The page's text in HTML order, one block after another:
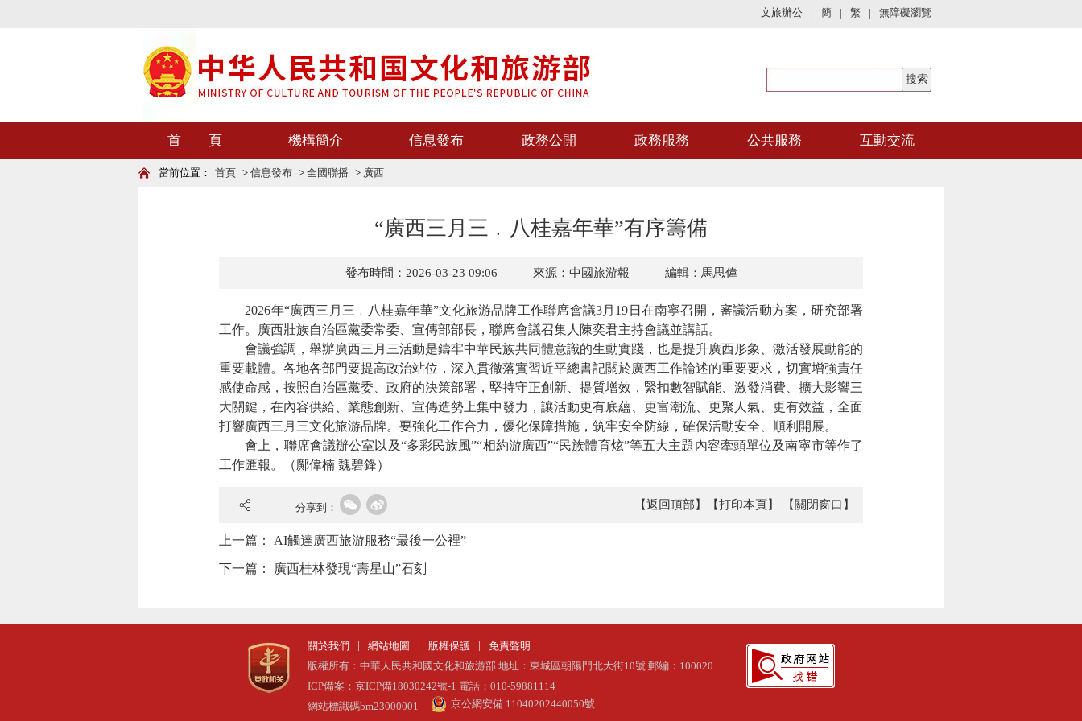
文旅辦公 | 簡 | 繁 | 無障礙瀏覽
首 頁 機構簡介 信息發布 政務公開 政務服務 公共服務 互動交流
當前位置： 首頁 > 信息發布 > 全國聯播 > 廣西
“廣西三月三﹒八桂嘉年華”有序籌備
發布時間：2026-03-23 09:06 來源：中國旅游報 編輯：馬思偉
2026年“廣西三月三﹒八桂嘉年華”文化旅游品牌工作聯席會議3月19日在南寧召開，審議活動方案，研究部署
工作。廣西壯族自治區黨委常委、宣傳部部長，聯席會議召集人陳奕君主持會議並講話。
會議強調，舉辦廣西三月三活動是鑄牢中華民族共同體意識的生動實踐，也是提升廣西形象、激活發展動能的
重要載體。各地各部門要提高政治站位，深入貫徹落實習近平總書記關於廣西工作論述的重要要求，切實增強責任
感使命感，按照自治區黨委、政府的決策部署，堅持守正創新、提質增效，緊扣數智賦能、激發消費、擴大影響三
大關鍵，在內容供給、業態創新、宣傳造勢上集中發力，讓活動更有底蘊、更富潮流、更聚人氣、更有效益，全面
打響廣西三月三文化旅游品牌。要強化工作合力，優化保障措施，筑牢安全防線，確保活動安全、順利開展。
會上，聯席會議辦公室以及“多彩民族風”“相約游廣西”“民族體育炫”等五大主題內容牽頭單位及南寧市等作了
工作匯報。（鄺偉楠 魏碧鋒）
分享到： 【返回頂部】 【打印本頁】 【關閉窗口】
上一篇： AI觸達廣西旅游服務“最後一公裡”
下一篇： 廣西桂林發現“壽星山”石刻